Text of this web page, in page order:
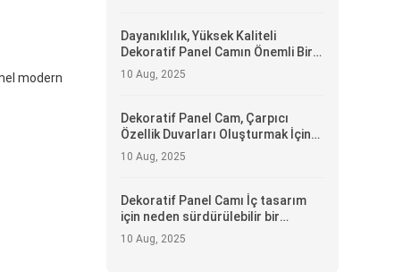
modern
Dayanıklılık, Yüksek Kaliteli
Dekoratif Panel Camın Önemli Bir
Özelliği Neden?
10 Aug, 2025
Dekoratif Panel Cam, Çarpıcı
Özellik Duvarları Oluşturmak İçin
Nasıl Kullanılabilir?
10 Aug, 2025
Dekoratif Panel Camı İç tasarım
için neden sürdürülebilir bir
seçimdir?
10 Aug, 2025